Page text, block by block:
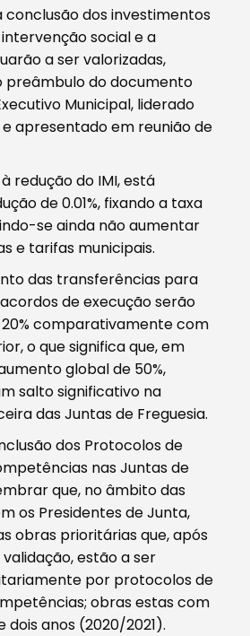
conclusão dos investimentos
social e a
a ser valorizadas,
preâmbulo do documento
Municipal, liderado
e apresentado em reunião de
redução do IMI, está
de 0.01%, fixando a taxa
se ainda não aumentar
e tarifas municipais.
das transferências para
de execução serão
comparativamente com
o que significa que, em
global de 50%,
salto significativo na
das Juntas de Freguesia.
dos Protocolos de
nas Juntas de
que, no âmbito das
os Presidentes de Junta,
obras prioritárias que, após
estão a ser
por protocolos de
obras estas com
anos (2020/2021).